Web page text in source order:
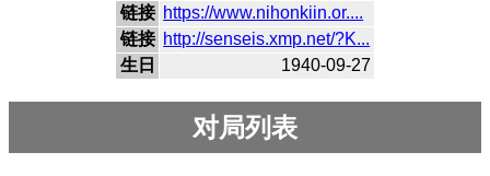
链接 https://www.nihonkiin.or....
链接 http://senseis.xmp.net/?K...
生日
1940-09-27
对局列表